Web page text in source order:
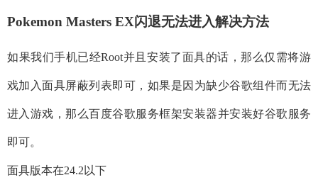
Pokemon Masters EX闪退无法进入解决方法
如果我们手机已经Root并且安装了面具的话，那么仅需将游
戏加入面具屏蔽列表即可，如果是因为缺少谷歌组件而无法
进入游戏，那么百度谷歌服务框架安装器并安装好谷歌服务
即可。
面具版本在24.2以下